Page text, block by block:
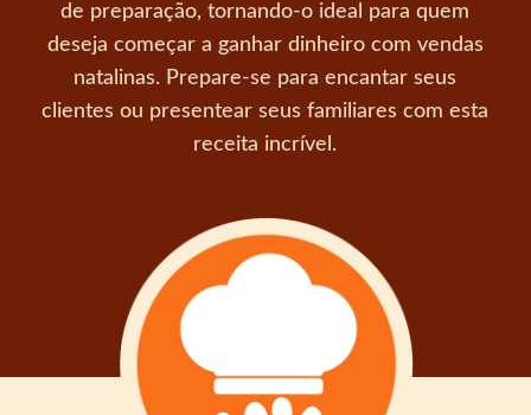
de preparação, tornando-o ideal para quem
deseja começar a ganhar dinheiro com vendas
natalinas. Prepare-se para encantar seus
clientes ou presentear seus familiares com esta
receita incrível.